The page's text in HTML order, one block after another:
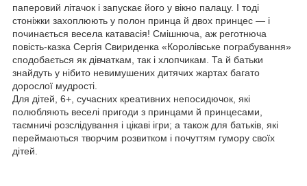
паперовий літачок і запускає його у вікно палацу. І тоді
стоніжки захоплюють у полон принца й двох принцес — і
починається весела катавасія! Смішнюча, аж реготнюча
повість-казка Сергія Свириденка «Королівське пограбування»
сподобається як дівчаткам, так і хлопчикам. Та й батьки
знайдуть у нібито невимушених дитячих жартах багато
дорослої мудрості.
Для дітей, 6+, сучасних креативних непосидючок, які
полюбляють веселі пригоди з принцами й принцесами,
таємничі розслідування і цікаві ігри; а також для батьків, які
переймаються творчим розвитком і почуттям гумору своїх
дітей.